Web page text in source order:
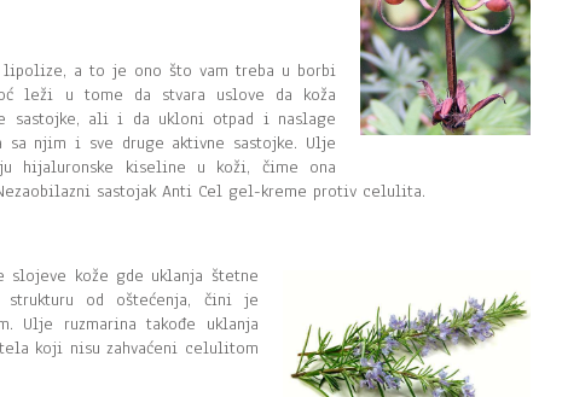
lipolize, a to je ono što vam treba u borbi
leži u tome da stvara uslove da koža
sastojke, ali i da ukloni otpad i naslage
sa njim i sve druge aktivne sastojke. Ulje
hijaluronske kiseline u koži, čime ona
sastojak Anti Cel gel-kreme protiv celulita.
slojeve kože gde uklanja štetne
strukturu od oštećenja, čini je
ruzmarina takođe uklanja
koji nisu zahvaćeni celulitom